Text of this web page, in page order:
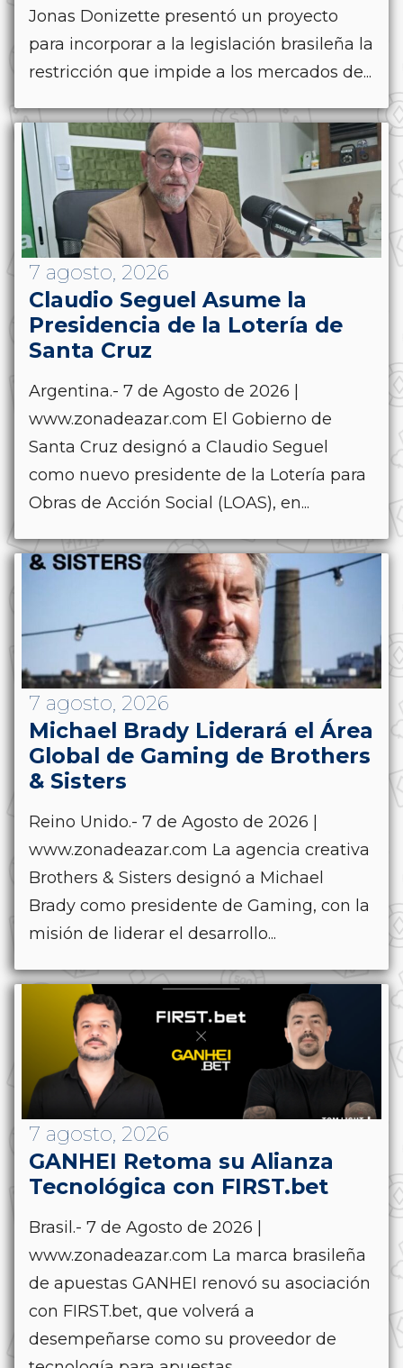
Jonas Donizette presentó un proyecto
para incorporar a la legislación brasileña la
restricción que impide a los mercados de...
7 agosto, 2026
Claudio Seguel Asume la
Presidencia de la Lotería de
Santa Cruz
Argentina.- 7 de Agosto de 2026 |
www.zonadeazar.com El Gobierno de
Santa Cruz designó a Claudio Seguel
como nuevo presidente de la Lotería para
Obras de Acción Social (LOAS), en...
7 agosto, 2026
Michael Brady Liderará el Área
Global de Gaming de Brothers
& Sisters
Reino Unido.- 7 de Agosto de 2026 |
www.zonadeazar.com La agencia creativa
Brothers & Sisters designó a Michael
Brady como presidente de Gaming, con la
misión de liderar el desarrollo...
7 agosto, 2026
GANHEI Retoma su Alianza
Tecnológica con FIRST.bet
Brasil.- 7 de Agosto de 2026 |
www.zonadeazar.com La marca brasileña
de apuestas GANHEI renovó su asociación
con FIRST.bet, que volverá a
desempeñarse como su proveedor de